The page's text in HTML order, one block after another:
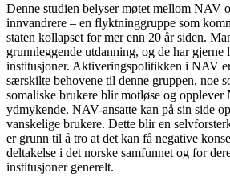
Denne studien belyser møtet mellom NAV
innvandrere – en flyktninggruppe som
staten kollapset for mer enn 20 år siden.
grunnleggende utdanning, og de har
institusjoner. Aktiveringspolitikken i NAV
særskilte behovene til denne gruppen, noe
somaliske brukere blir motløse og opplever
ydmykende. NAV-ansatte kan på sin side
vanskelige brukere. Dette blir en
er grunn til å tro at det kan få negative
deltakelse i det norske samfunnet og for
institusjoner generelt.